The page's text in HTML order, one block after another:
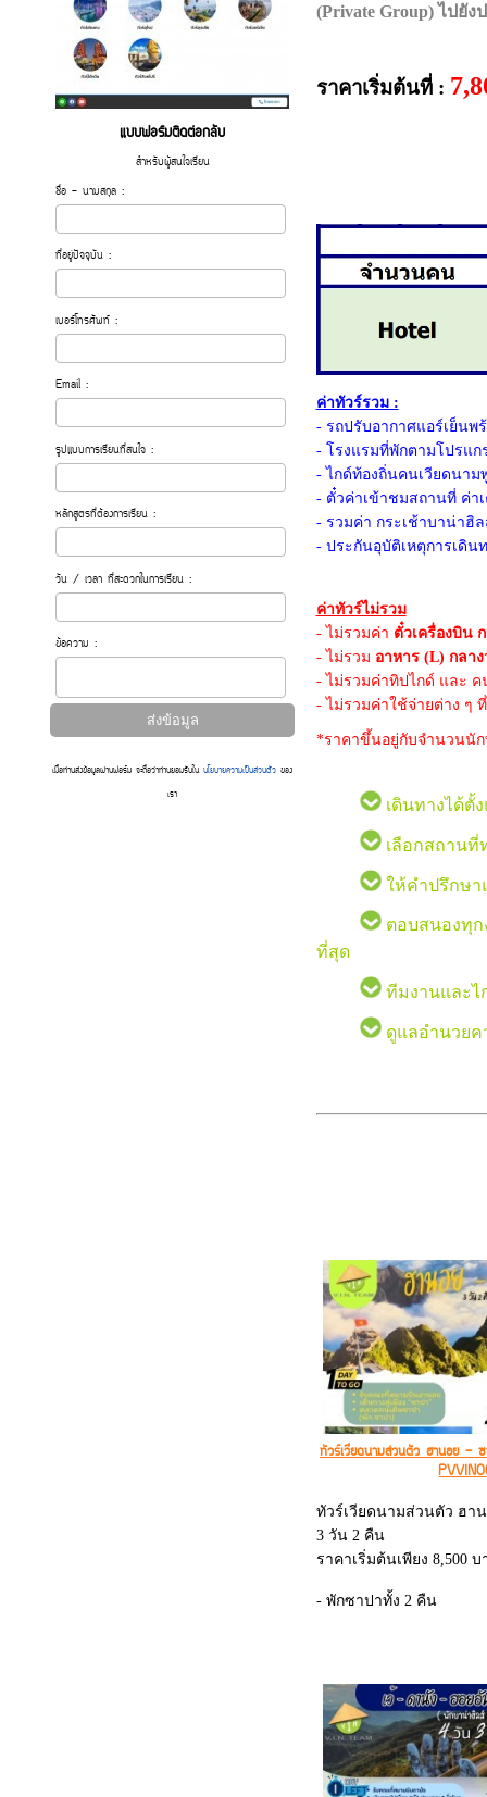
แบบฟอร์มติดต่อกลับ
สำหรับผู้สนใจเรียน
ชื่อ - นามสกุล :
ที่อยู่ปัจจุบัน :
เบอร์โทรศัพท์ :
Email :
รูปแบบการเรียนที่สนใจ :
หลักสูตรที่ต้องการเรียน :
วัน / เวลา ที่สะดวกในการเรียน :
ข้อความ :
เมื่อท่านส่งข้อมูลผ่านฟอร์ม จะถือว่าท่านยอมรับในนโยบายความเป็นส่วนตัวของ
เรา
(Private Group)ไปยัง
ราคาเริ่มต้นที่ :
ค่าทัวร์รวม :
- รถปรับอากาศแอร์เย็น
- โรงแรมที่พักตามโปรแก
- ไกด์ท้องถิ่นคนเวียดนา
- ตั๋วค่าเข้าชมสถานที่ ค่า
- รวมค่า กระเช้าบาน่าฮิ
- ประกันอุบัติเหตุการเดินท
ค่าทัวร์ไม่รวม
- ไม่รวมค่า ตั๋วเครื่องบิน
- ไม่รวม อาหาร (L) กลา
- ไม่รวมค่าทิปไกด์ และ
- ไม่รวมค่าใช้จ่ายต่าง ๆ
*ราคาขึ้นอยู่กับจำนวนนัก
เดินทางได้ตั้
เลือกสถานที่
ให้คำปรึกษา
ตอบสนองทุก
ที่สุด
ทีมงานและไ
ดูแลอำนวยค
ทัวร์เวียดนามส่วนตัว ฮานอย
ทัวร์เวียดนามส่วนตัว ฮา
3 วัน 2 คืน
ราคาเริ่มต้นเพียง 8,500 บ
- พักซาปาทั้ง 2 คืน